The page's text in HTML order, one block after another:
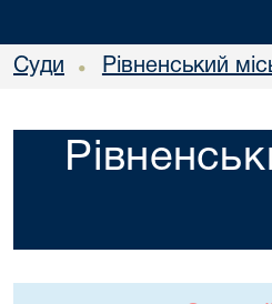
Суди • Рівненський